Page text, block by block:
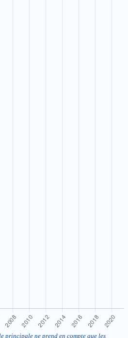
principale ne prend en compte que les